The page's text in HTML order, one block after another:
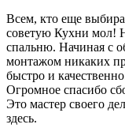
Всем, кто еще
советую Кухни мол!
спальню. Начиная с
монтажом никаких
быстро и
Огромное спасибо
Это мастер своего
здесь.